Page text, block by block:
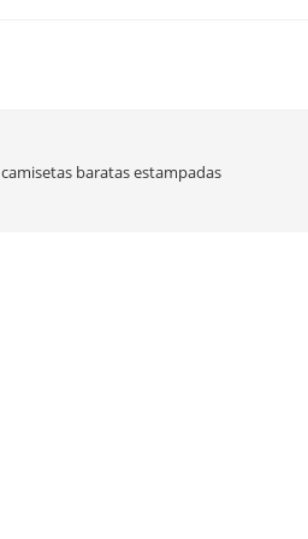
camisetas baratas estampadas